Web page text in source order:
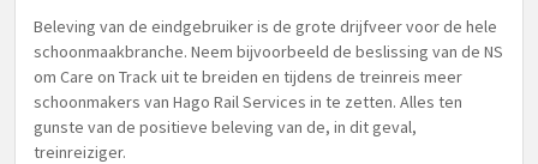
Beleving van de eindgebruiker is de grote drijfveer voor de hele
schoonmaakbranche. Neem bijvoorbeeld de beslissing van de NS
om Care on Track uit te breiden en tijdens de treinreis meer
schoonmakers van Hago Rail Services in te zetten. Alles ten
gunste van de positieve beleving van de, in dit geval,
treinreiziger.